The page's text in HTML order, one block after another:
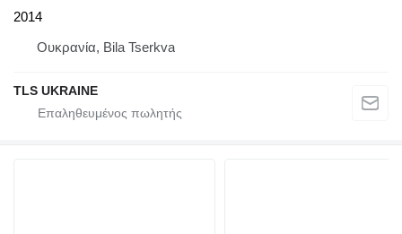
2014
Ουκρανία, Bila Tserkva
TLS UKRAINE